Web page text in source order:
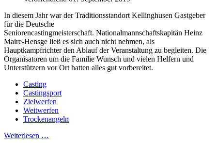
In diesem Jahr war der Traditionsstandort Kellinghusen Gastgeber
für die Deutsche
Seniorencastingmeisterschaft. Nationalmannschaftskapitän Heinz
Maire-Hensge ließ es sich auch nicht nehmen, als
Hauptkampfrichter den Ablauf der Veranstaltung zu begleiten. Die
Organisatoren um die Familie Wunsch und vielen Helfern und
Unterstützern vor Ort hatten alles gut vorbereitet.
Casting
Castingsport
Zielwerfen
Weitwerfen
Trockenangeln
Weiterlesen …